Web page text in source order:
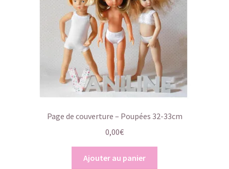
Page de couverture – Poupées 32-33cm
0,00€
Ajouter au panier